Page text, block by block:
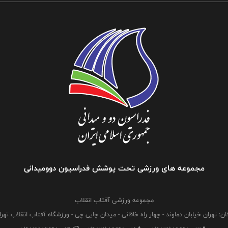
مجموعه های ورزشی تحت پوشش فدراسیون دوومیدانی
مجموعه ورزشی آفتاب انقلاب
تهران خیابان دماوند - چهار راه خاقانی - میدان چایی چی - ورزشگاه آفتاب انقلاب